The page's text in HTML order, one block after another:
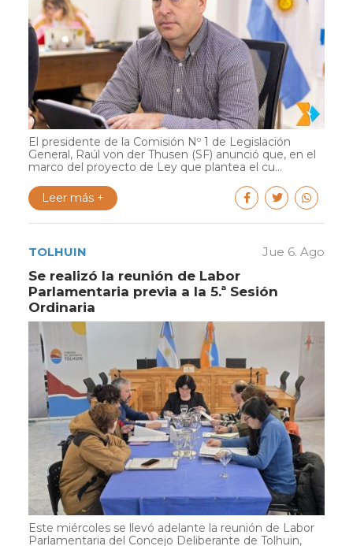
El presidente de la Comisión Nº 1 de Legislación
General, Raúl von der Thusen (SF) anunció que, en el
marco del proyecto de Ley que plantea el cu...
Leer más +
TOLHUIN Jue 6. Ago
Se realizó la reunión de Labor
Parlamentaria previa a la 5.ª Sesión
Ordinaria
Este miércoles se llevó adelante la reunión de Labor
Parlamentaria del Concejo Deliberante de Tolhuin,